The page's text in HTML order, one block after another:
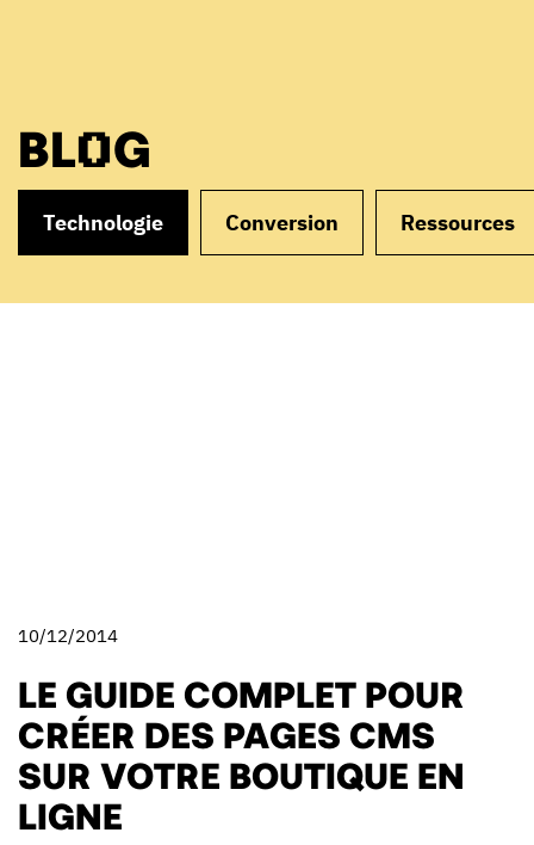
BLOG
Technologie Conversion Ressources
10/12/2014
LE GUIDE COMPLET POUR
CRÉER DES PAGES CMS
SUR VOTRE BOUTIQUE EN
LIGNE